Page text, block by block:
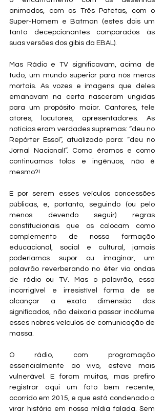
animados, com os Três Patetas, com o
Super-Homem e Batman (estes dois um
tanto decepcionantes comparados às
suas versões dos gibis da EBAL).
Mas Rádio e TV significavam, acima de
tudo, um mundo superior para nós meros
mortais. As vozes e imagens que deles
emanavam na certa nasceram ungidas
para um propósito maior. Cantores, tele
atores, locutores, apresentadores. As
notícias eram verdades supremas: “deu no
Repórter Esso!”, atualizado para: “deu no
Jornal Nacional!”. Como éramos e como
continuamos tolos e ingênuos, não é
mesmo?!
E por serem esses veículos concessões
públicas, e, portanto, seguindo (ou pelo
menos devendo seguir) regras
constitucionais que os colocam como
complemento de nossa formação
educacional, social e cultural, jamais
poderíamos supor ou imaginar, um
palavrão reverberando no éter via ondas
de rádio ou TV. Mas o palavrão, essa
incorrigível e irresistível forma de se
alcançar a exata dimensão dos
significados, não deixaria passar incólume
esses nobres veículos de comunicação de
massa.
O rádio, com programação
essencialmente ao vivo, esteve mais
vulnerável. E foram muitas, mas prefiro
registrar aqui um fato bem recente,
ocorrido em 2015, e que está condenado a
virar história em nossa mídia falada. Sem